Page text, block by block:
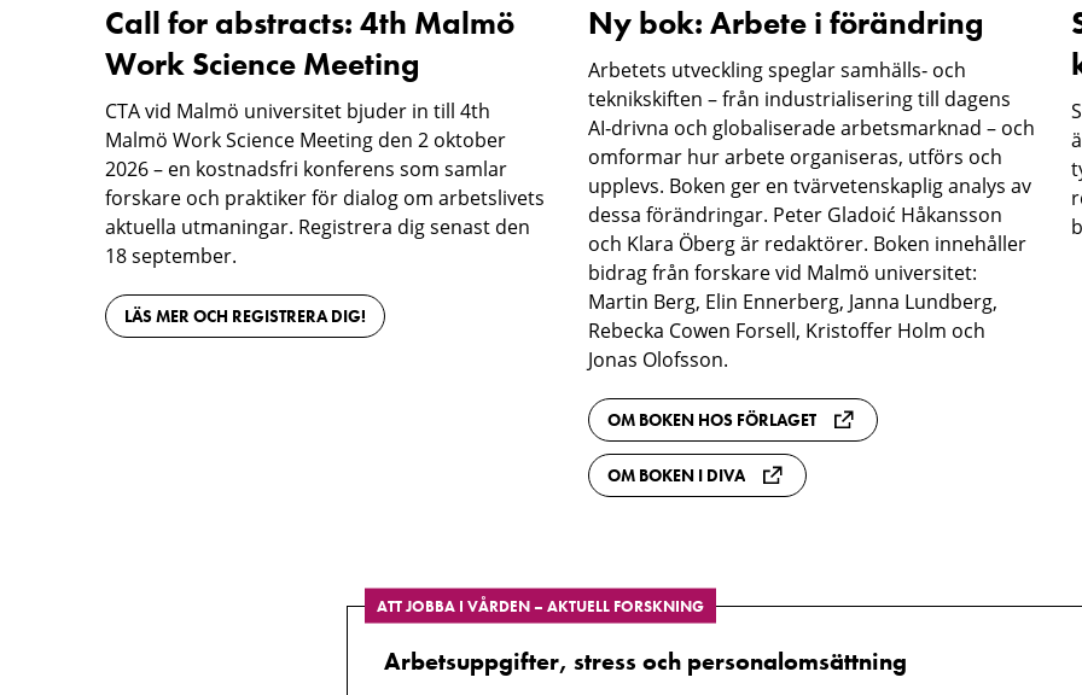
Meeting
Call for abstracts: 4th Malmö
Work Science Meeting
CTA vid Malmö universitet bjuder in till 4th
Malmö Work Science Meeting den 2 oktober
2026 – en kostnadsfri konferens som samlar
forskare och praktiker för dialog om arbetslivets
aktuella utmaningar. Registrera dig senast den
18 september.
LÄS MER OCH REGISTRERA DIG!
Ny bok: Arbete i förändring
Arbetets utveckling speglar samhälls‑ och
teknikskiften – från industrialisering till dagens
AI‑drivna och globaliserade arbetsmarknad – och
omformar hur arbete organiseras, utförs och
upplevs. Boken ger en tvärvetenskaplig analys av
dessa förändringar. Peter Gladoić Håkansson
och Klara Öberg är redaktörer. Boken innehåller
bidrag från forskare vid Malmö universitet:
Martin Berg, Elin Ennerberg, Janna Lundberg,
Rebecka Cowen Forsell, Kristoffer Holm och
Jonas Olofsson.
OM BOKEN HOS FÖRLAGET
OM BOKEN I DIVA
ATT JOBBA I VÅRDEN – AKTUELL FORSKNING
Arbetsuppgifter, stress och personalomsättning